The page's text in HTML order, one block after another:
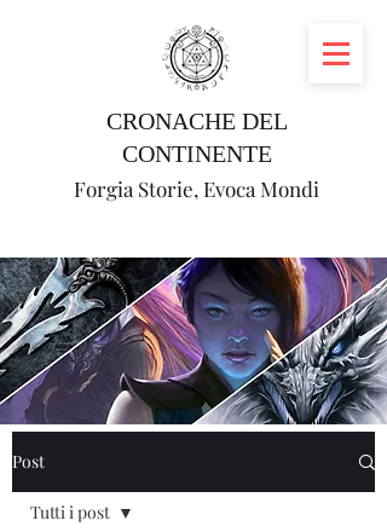
CRONACHE DEL
CONTINENTE
Forgia Storie, Evoca Mondi
Post
Tutti i post